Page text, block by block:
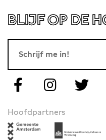
BLIJF OP DE
Hoofdpartners